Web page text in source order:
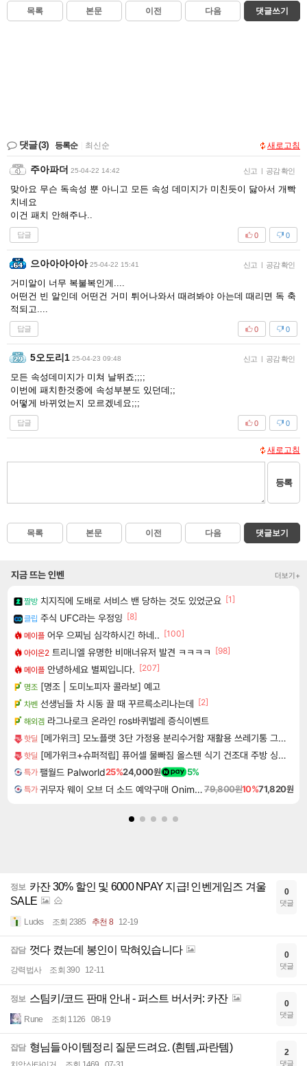
목록 본문 이전 다음 댓글쓰기
댓글(3) 등록순 최신순 새로고침
주아파더 25-04-22 14:42 신고 | 공감 확인
맞아요 무슨 독속성 뿐 아니고 모든 속성 데미지가 미친듯이 닳아서 개빡
치네요
이건 패치 안해주나..
답글 0
0
으아아아아아 25-04-22 15:41 신고 | 공감 확인
거미알이 너무 복불복인게....
어떤건 빈 알인데 어떤건 거미 튀어나와서 때려봐야 아는데 때리면 독 축
적되고....
답글 0
0
5오도리1 25-04-23 09:48 신고 | 공감 확인
모든 속성데미지가 미쳐 날뛰죠;;;;
이번에 패치한것중에 속성부분도 있던데;;
어떻게 바뀌었는지 모르겠네요;;;
답글 0
0
새로고침
등록
목록 본문 이전 다음 댓글보기
지금 뜨는 인벤 더보기+
짤방 치지직에 도배로 서비스 밴 당하는 것도 있었군요 [1]
클립 주식 UFC라는 우정잉 [8]
메이플 어우 으찌님 심각하시긴 하네.. [100]
아이온2 트리니엘 유명한 비매너유저 발견 ㅋㅋㅋㅋ
[98]
메이플 안녕하세요 별찌입니다. [207]
명조 [명조 | 도미노피자 콜라보] 예고
차벤 선생님들 차 시동 끌 때 꾸르륵소리나는데 [2]
해외겜 라그나로크 온라인 ros바퀴벌레 증식이벤트
핫딜 [메가위크] 모노플랫 3단 가정용 분리수거함 재활용 쓰레기통 그레이 스티커+전용봉투 30매
핫딜 [메가위크+슈퍼적립] 퓨어셀 물빠짐 올스텐 식기 건조대 주방 싱크대 그릇 설거지 2단 쟁반형
특가 팰월드 Palworld25%24,000원 5%
특가 귀무자 웨이 오브 더 소드 예약구매 Onimusha Way of the Sword79,800원10%71,820원
정보 카잔 30% 할인 및 6000 NPAY 지급! 인벤게임즈 겨울
SALE
Lucks 조회 2385 추천 8 12-19
0
댓글
잡담 껏다 켰는데 봉인이 막혀있습니다
강력법사 조회 390 12-11
0
댓글
정보 스팀키/코드 판매 안내 - 퍼스트 버서커: 카잔
Rune 조회 1126 08-19
0
댓글
잡담 형님들아이템정리 질문드려요. (흰템,파란템) 2
댓글